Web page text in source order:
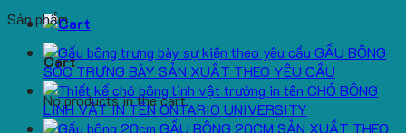
Cart
No products in the cart.
Sản phẩm
GẤU BÔNG
SÓC TRƯNG BÀY SẢN XUẤT THEO YÊU CẦU
CHÓ BÔNG
LINH VẬT IN TÊN ONTARIO UNIVERSITY
GẤU BÔNG 20CM SẢN XUẤT THEO